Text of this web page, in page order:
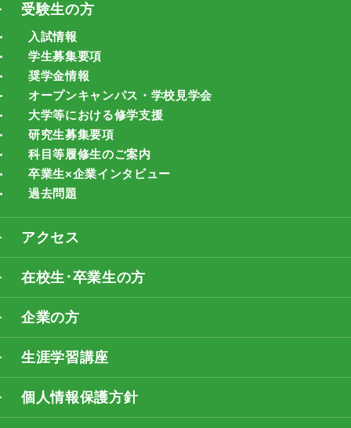
受験生の方
入試情報
学生募集要項
奨学金情報
オープンキャンパス・学校見学会
大学等における修学支援
研究生募集要項
科目等履修生のご案内
卒業生×企業インタビュー
過去問題
アクセス
在校生･卒業生の方
企業の方
生涯学習講座
個人情報保護方針